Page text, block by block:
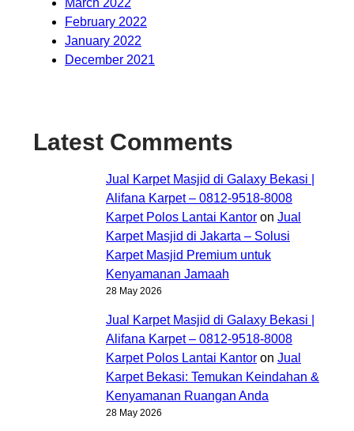
February 2022
January 2022
December 2021
Latest Comments
Jual Karpet Masjid di Galaxy Bekasi |
Alifana Karpet – 0812-9518-8008
Karpet Polos Lantai Kantor on Jual
Karpet Masjid di Jakarta – Solusi
Karpet Masjid Premium untuk
Kenyamanan Jamaah
28 May 2026
Jual Karpet Masjid di Galaxy Bekasi |
Alifana Karpet – 0812-9518-8008
Karpet Polos Lantai Kantor on Jual
Karpet Bekasi: Temukan Keindahan &
Kenyamanan Ruangan Anda
28 May 2026